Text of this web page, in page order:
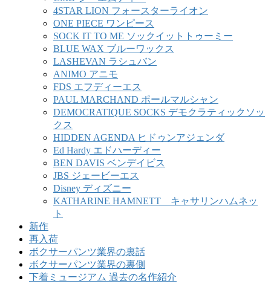
4STAR LION フォースターライオン
ONE PIECE ワンピース
SOCK IT TO ME ソックイットトゥーミー
BLUE WAX ブルーワックス
LASHEVAN ラシュバン
ANIMO アニモ
FDS エフディーエス
PAUL MARCHAND ポールマルシャン
DEMOCRATIQUE SOCKS デモクラティックソッ
クス
HIDDEN AGENDA ヒドゥンアジェンダ
Ed Hardy エドハーディー
BEN DAVIS ベンデイビス
JBS ジェービーエス
Disney ディズニー
KATHARINE HAMNETT キャサリンハムネッ
ト
新作
再入荷
ボクサーパンツ業界の裏話
ボクサーパンツ業界の裏側
下着ミュージアム 過去の名作紹介